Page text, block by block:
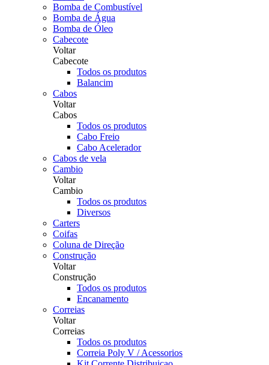
Bomba de Combustível
Bomba de Água
Bomba de Óleo
Cabecote
Voltar
Cabecote
Todos os produtos
Balancim
Cabos
Voltar
Cabos
Todos os produtos
Cabo Freio
Cabo Acelerador
Cabos de vela
Cambio
Voltar
Cambio
Todos os produtos
Diversos
Carters
Coifas
Coluna de Direção
Construção
Voltar
Construção
Todos os produtos
Encanamento
Correias
Voltar
Correias
Todos os produtos
Correia Poly V / Acessorios